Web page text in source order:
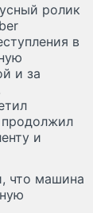
ролик
в
и за
продолжил
и
что машина